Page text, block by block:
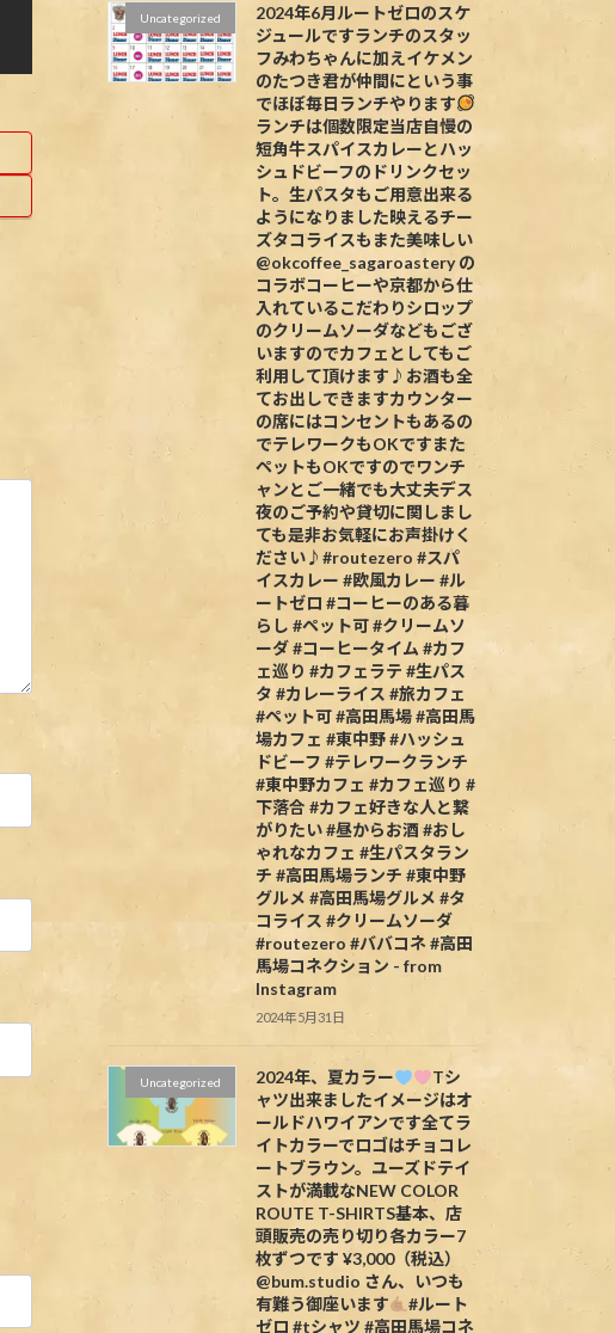
Uncategorized
2024年6月ルートゼロのスケ
ジュールですランチのスタッ
フみわちゃんに加えイケメン
のたつき君が仲間にという事
でほぼ毎日ランチやります
ランチは個数限定当店自慢の
短角牛スパイスカレーとハッ
シュドビーフのドリンクセッ
ト。生パスタもご用意出来る
ようになりました映えるチー
ズタコライスもまた美味しい
@okcoffee_sagaroastery の
コラボコーヒーや京都から仕
入れているこだわりシロップ
のクリームソーダなどもござ
いますのでカフェとしてもご
利用して頂けます♪お酒も全
てお出しできますカウンター
の席にはコンセントもあるの
でテレワークもOKですまた
ペットもOKですのでワンチ
ャンとご一緒でも大丈夫デス
夜のご予約や貸切に関しまし
ても是非お気軽にお声掛けく
ださい♪#routezero #スパ
イスカレー #欧風カレー #ル
ートゼロ #コーヒーのある暮
らし #ペット可 #クリームソ
ーダ #コーヒータイム #カフ
ェ巡り #カフェラテ #生パス
タ #カレーライス #旅カフェ
#ペット可 #高田馬場 #高田馬
場カフェ #東中野 #ハッシュ
ドビーフ #テレワークランチ
#東中野カフェ #カフェ巡り #
下落合 #カフェ好きな人と繋
がりたい #昼からお酒 #おし
ゃれなカフェ #生パスタラン
チ #高田馬場ランチ #東中野
グルメ #高田馬場グルメ #タ
コライス #クリームソーダ
#routezero #ババコネ #高田
馬場コネクション - from
Instagram
2024年5月31日
Uncategorized 2024年、夏カラー
Tシ
ャツ出来ましたイメージはオ
ールドハワイアンです全てラ
イトカラーでロゴはチョコレ
ートブラウン。ユーズドテイ
ストが満載なNEW COLOR
ROUTE T-SHIRTS基本、店
頭販売の売り切り各カラー7
枚ずつです ¥3,000（税込）
@bum.studio さん、いつも
有難う御座います
#ルート
ゼロ #tシャツ #高田馬場コネ